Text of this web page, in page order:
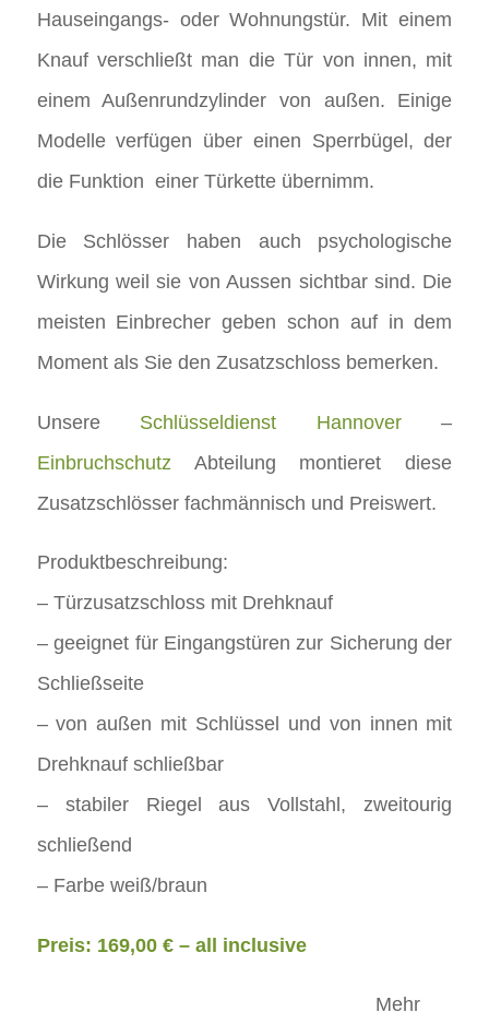
Hauseingangs- oder Wohnungstür. Mit einem
Knauf verschließt man die Tür von innen, mit
einem Außenrundzylinder von außen. Einige
Modelle verfügen über einen Sperrbügel, der
die Funktion einer Türkette übernimm.
Die Schlösser haben auch psychologische
Wirkung weil sie von Aussen sichtbar sind. Die
meisten Einbrecher geben schon auf in dem
Moment als Sie den Zusatzschloss bemerken.
Unsere Schlüsseldienst Hannover–
Einbruchschutz Abteilung montieret diese
Zusatzschlösser fachmännisch und Preiswert.
Produktbeschreibung:
– Türzusatzschloss mit Drehknauf
– geeignet für Eingangstüren zur Sicherung der
Schließseite
– von außen mit Schlüssel und von innen mit
Drehknauf schließbar
– stabiler Riegel aus Vollstahl, zweitourig
schließend
– Farbe weiß/braun
Preis: 169,00 € – all inclusive
Mehr